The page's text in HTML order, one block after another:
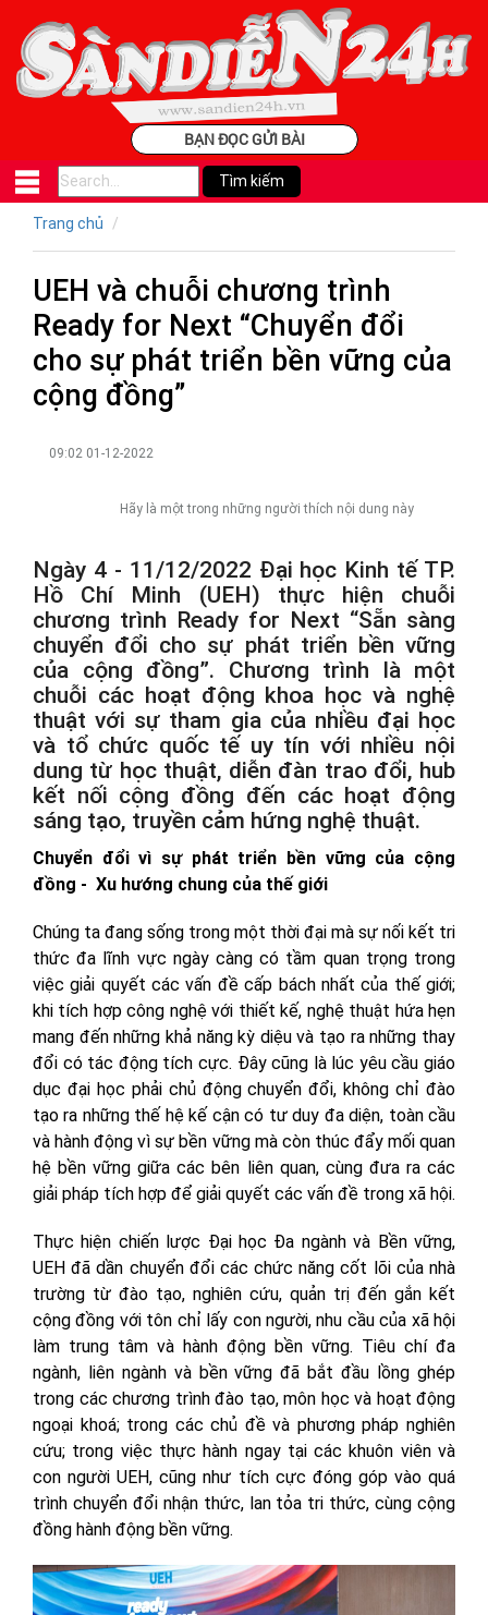
BẠN ĐỌC GỬI BÀI
Trang chủ
UEH và chuỗi chương trình
Ready for Next “Chuyển đổi
cho sự phát triển bền vững của
cộng đồng”
09:02 01-12-2022
Hãy là một trong những người thích nội dung này
Ngày 4 - 11/12/2022 Đại học Kinh tế TP.
Hồ Chí Minh (UEH) thực hiện chuỗi
chương trình Ready for Next “Sẵn sàng
chuyển đổi cho sự phát triển bền vững
của cộng đồng”. Chương trình là một
chuỗi các hoạt động khoa học và nghệ
thuật với sự tham gia của nhiều đại học
và tổ chức quốc tế uy tín với nhiều nội
dung từ học thuật, diễn đàn trao đổi, hub
kết nối cộng đồng đến các hoạt động
sáng tạo, truyền cảm hứng nghệ thuật.
Chuyển đổi vì sự phát triển bền vững của cộng
đồng - Xu hướng chung của thế giới
Chúng ta đang sống trong một thời đại mà sự nối kết tri
thức đa lĩnh vực ngày càng có tầm quan trọng trong
việc giải quyết các vấn đề cấp bách nhất của thế giới;
khi tích hợp công nghệ với thiết kế, nghệ thuật hứa hẹn
mang đến những khả năng kỳ diệu và tạo ra những thay
đổi có tác động tích cực. Đây cũng là lúc yêu cầu giáo
dục đại học phải chủ động chuyển đổi, không chỉ đào
tạo ra những thế hệ kế cận có tư duy đa diện, toàn cầu
và hành động vì sự bền vững mà còn thúc đẩy mối quan
hệ bền vững giữa các bên liên quan, cùng đưa ra các
giải pháp tích hợp để giải quyết các vấn đề trong xã hội.
Thực hiện chiến lược Đại học Đa ngành và Bền vững,
UEH đã dần chuyển đổi các chức năng cốt lõi của nhà
trường từ đào tạo, nghiên cứu, quản trị đến gắn kết
cộng đồng với tôn chỉ lấy con người, nhu cầu của xã hội
làm trung tâm và hành động bền vững. Tiêu chí đa
ngành, liên ngành và bền vững đã bắt đầu lồng ghép
trong các chương trình đào tạo, môn học và hoạt động
ngoại khoá; trong các chủ đề và phương pháp nghiên
cứu; trong việc thực hành ngay tại các khuôn viên và
con người UEH, cũng như tích cực đóng góp vào quá
trình chuyển đổi nhận thức, lan tỏa tri thức, cùng cộng
đồng hành động bền vững.